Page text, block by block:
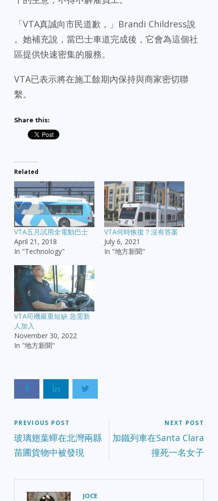
「VTA真誠向市民道歉， 」Brandi Childress說
。她補充說，當巴士車道完成後， 它會為這個社
區提供快速密集的服務。
VTA已表示將在施工餘期內保持與商家密切聯
繫。
Share this:
Related
VTA五月試用全電動巴士
April 21, 2018
In "Technology"
VTA何時恢復？沒有答案
July 6, 2021
In "地方新聞"
VTA司機嚴重短缺 急需新
人加入
November 30, 2022
In "地方新聞"
PREVIOUS POST
玻璃翅葉蟬在北灣兩縣
苗圃貨物中被發現
NEXT POST
加鐵列車在Santa Clara
撞死一名女子
JOCE